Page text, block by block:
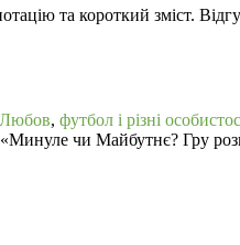
та короткий зміст.
Любов, футбол і різні
чи Майбутнє? Гру